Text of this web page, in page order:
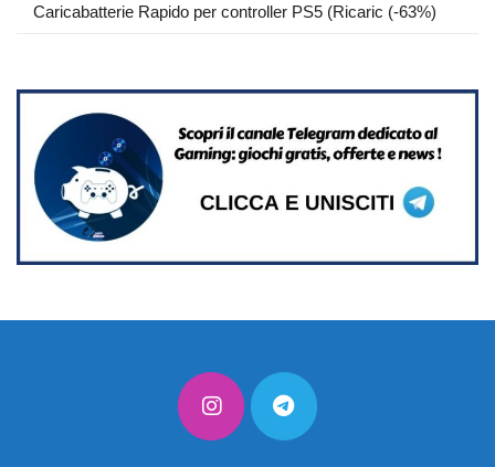
Caricabatterie Rapido per controller PS5 (Ricaric (-63%)